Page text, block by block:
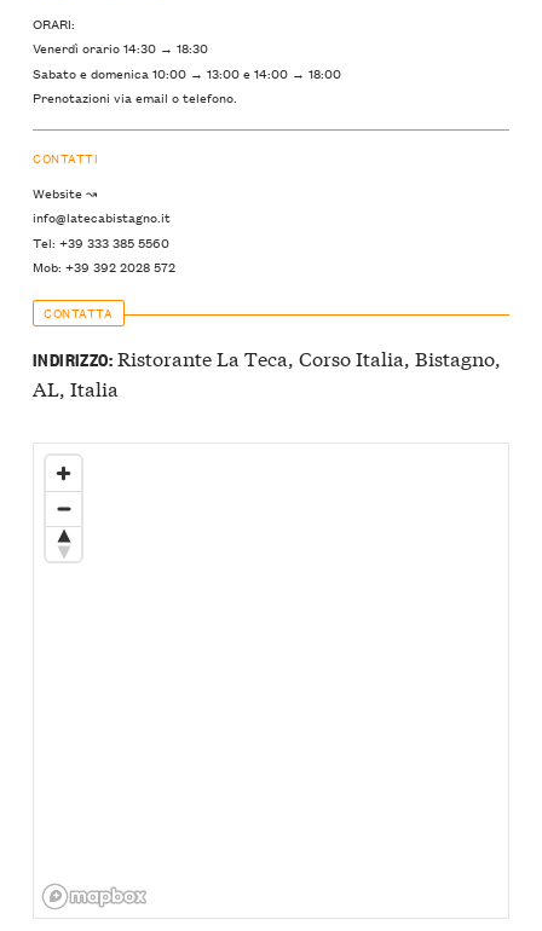
ORARI:
Venerdì orario 14:30 → 18:30
Sabato e domenica 10:00 → 13:00 e 14:00 → 18:00
Prenotazioni via email o telefono.
CONTATTI
Website ↝
info@latecabistagno.it
Tel: +39 333 385 5560
Mob: +39 392 2028 572
CONTATTA
INDIRIZZO:Ristorante La Teca, Corso Italia, Bistagno,
AL, Italia